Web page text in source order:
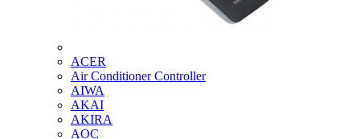
ACER
Air Conditioner Controller
AIWA
AKAI
AKIRA
AOC